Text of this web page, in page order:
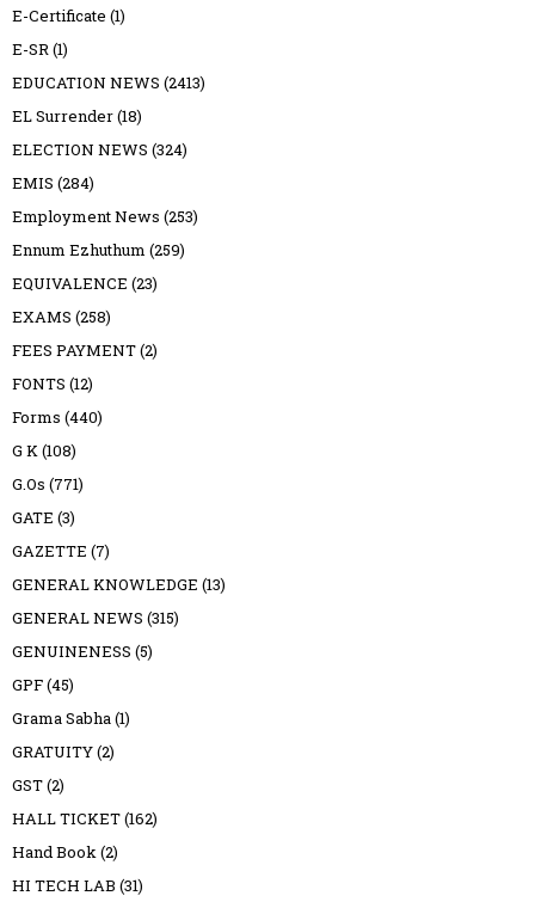
E-Certificate (1)
E-SR(1)
EDUCATION NEWS (2413)
EL Surrender(18)
ELECTION NEWS (324)
EMIS (284)
Employment News (253)
Ennum Ezhuthum (259)
EQUIVALENCE (23)
EXAMS (258)
FEES PAYMENT(2)
FONTS (12)
Forms (440)
G K(108)
G.Os (771)
GATE (3)
GAZETTE (7)
GENERAL KNOWLEDGE (13)
GENERAL NEWS (315)
GENUINENESS (5)
GPF(45)
Grama Sabha(1)
GRATUITY(2)
GST(2)
HALL TICKET(162)
Hand Book(2)
HI TECH LAB (31)